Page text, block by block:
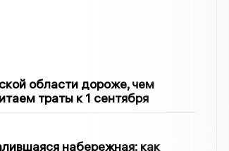
области дороже, чем
траты к 1 сентября
набережная: как